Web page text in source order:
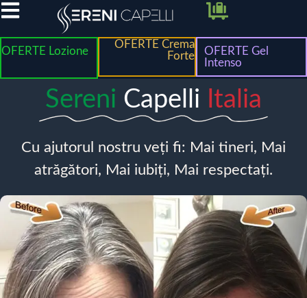
OFERTE Lozione
OFERTE Crema
Forte
OFERTE Gel
Intenso
Sereni Capelli Italia
Cu ajutorul nostru veți fi: Mai tineri, Mai
atrăgători, Mai iubiți, Mai respectați.